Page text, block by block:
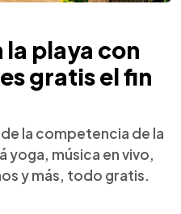
la playa con
gratis el fin
de la competencia de la
yoga, música en vivo,
y más, todo gratis.